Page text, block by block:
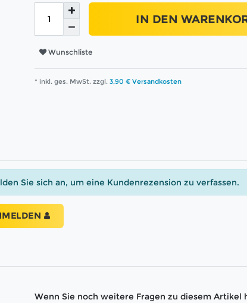
IN DEN
Wunschliste
* inkl. ges. MwSt. zzgl. 3,90 € Versandkosten
Sie sich an, um eine Kundenrezension zu verfassen.
Wenn Sie noch weitere Fragen zu diesem Artikel